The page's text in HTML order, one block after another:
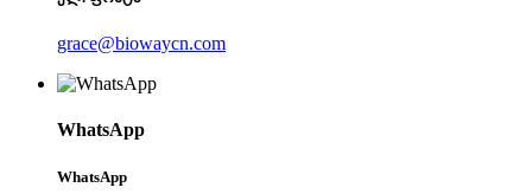
grace@biowaycn.com
WhatsApp
WhatsApp